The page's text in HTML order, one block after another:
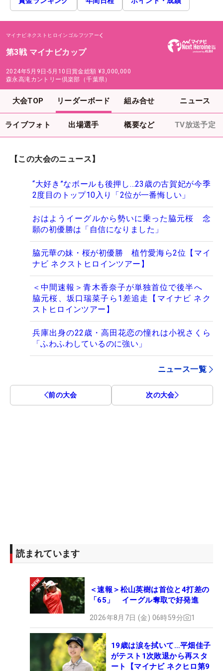
マイナビネクストヒロインゴルフツアー
第3戦 マイナビカップ
2024年5月9日-5月10日賞金総額 ¥3,000,000
森永高滝カントリー倶楽部（千葉県）
大会TOP リーダーボード 組み合せ ニュース
ライブフォト 出場選手 概要など TV放送予定
【この大会のニュース】
“大好き”なボールも後押し…23歳の古賀妃が今季
2度目のトップ10入り「2位が一番悔しい」
おはようイーグルから勢いに乗った脇元桜 念
願の初優勝は「自信になりました」
脇元華の妹・桜が初優勝 植竹愛海ら2位【マイ
ナビ ネクストヒロインツアー】
＜中間速報＞青木香奈子が単独首位で後半へ
脇元桜、坂口瑞菜子ら1差追走【マイナビ ネク
ストヒロインツアー】
兵庫出身の22歳・高田花恋の憧れは小祝さくら
「ふわふわしているのに強い」
ニュース一覧
前の大会 次の大会
読まれています
＜速報＞松山英樹は首位と4打差の
「65」 イーグル奪取で好発進
2026年8月7日 (金) 06時59分 1
19歳は涙を拭いて…平畑佳子
がテスト1次敗退から再スタ
ート【マイナビ ネクヒロ第9